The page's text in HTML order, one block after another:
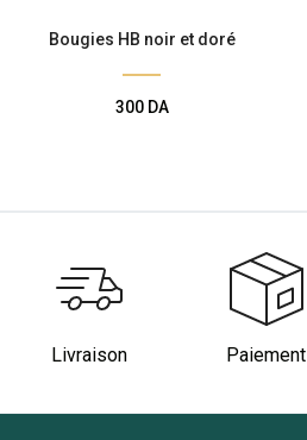
Bougies HB noir et doré
300 DA
Livraison Paiement